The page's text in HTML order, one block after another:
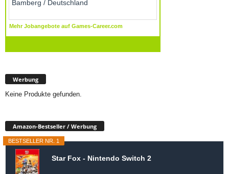
Werbung
Keine Produkte gefunden.
Amazon-Bestseller / Werbung
BESTSELLER NR. 1
Star Fox - Nintendo Switch 2